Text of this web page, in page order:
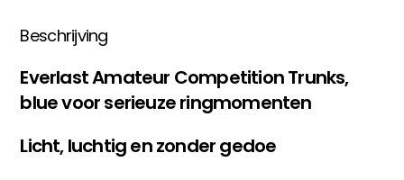
Beschrijving
Everlast Amateur Competition Trunks,
blue voor serieuze ringmomenten
Licht, luchtig en zonder gedoe